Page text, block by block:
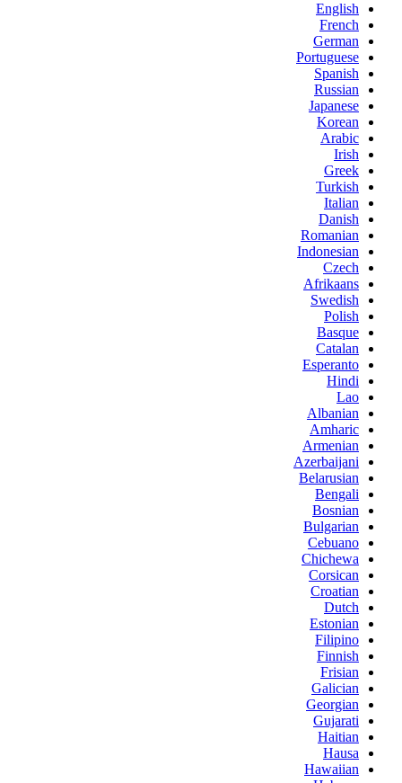
English
French
German
Portuguese
Spanish
Russian
Japanese
Korean
Arabic
Irish
Greek
Turkish
Italian
Danish
Romanian
Indonesian
Czech
Afrikaans
Swedish
Polish
Basque
Catalan
Esperanto
Hindi
Lao
Albanian
Amharic
Armenian
Azerbaijani
Belarusian
Bengali
Bosnian
Bulgarian
Cebuano
Chichewa
Corsican
Croatian
Dutch
Estonian
Filipino
Finnish
Frisian
Galician
Georgian
Gujarati
Haitian
Hausa
Hawaiian